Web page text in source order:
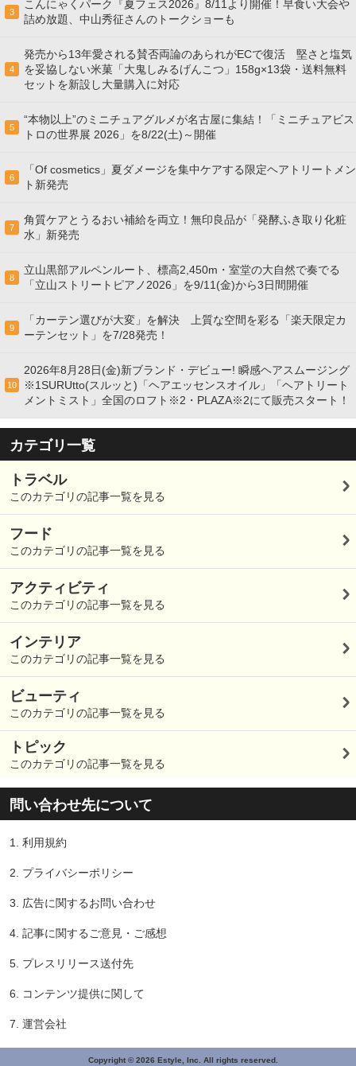
3
こんにゃくパーク『夏フェス2026』8/11より開催！早食い大会や
詰め放題、中山秀征さんのトークショーも
4
発売から13年愛される賛否両論のあられがECで復活 堅さと塩気
を妥協しない米菓「大鬼しみるげんこつ」158g×13袋・送料無料
セットを新設し大量購入に対応
5
“本物以上”のミニチュアグルメが名古屋に集結！「ミニチュアビス
トロの世界展 2026」を8/22(土)～開催
6
「Of cosmetics」夏ダメージを集中ケアする限定ヘアトリートメン
ト新発売
7
角質ケアとうるおい補給を両立！無印良品が「発酵ふき取り化粧
水」新発売
8
立山黒部アルペンルート、標高2,450m・室堂の大自然で奏でる
「立山ストリートピアノ2026」を9/11(金)から3日間開催
9
「カーテン選びが大変」を解決 上質な空間を彩る「楽天限定カ
ーテンセット」を7/28発売！
10
2026年8月28日(金)新ブランド・デビュー! 瞬感ヘアスムージング
※1SURUtto(スルッと)「ヘアエッセンスオイル」「ヘアトリート
メントミスト」全国のロフト※2・PLAZA※2にて販売スタート！
カテゴリ一覧
トラベル
このカテゴリの記事一覧を見る
フード
このカテゴリの記事一覧を見る
アクティビティ
このカテゴリの記事一覧を見る
インテリア
このカテゴリの記事一覧を見る
ビューティ
このカテゴリの記事一覧を見る
トピック
このカテゴリの記事一覧を見る
問い合わせ先について
1. 利用規約
2. プライバシーポリシー
3. 広告に関するお問い合わせ
4. 記事に関するご意見・ご感想
5. プレスリリース送付先
6. コンテンツ提供に関して
7. 運営会社
Copyright © 2026 Estyle, Inc. All rights reserved.